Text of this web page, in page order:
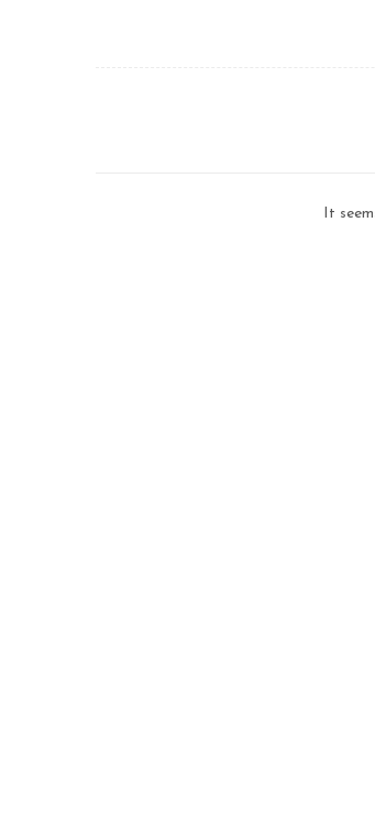
It